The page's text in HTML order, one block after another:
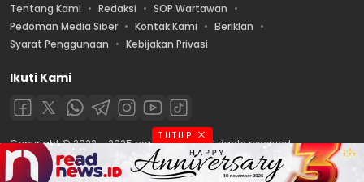
Tentang Kami Redaksi
SOP Wartawan
Pedoman Media Siber
Kontak Kami
Beriklan
Syarat Penggunaan
Kebijakan Privasi
Ikuti Kami
Copyright © 2022 – 2025 readnews.id | All rights reserved.
TUTUP